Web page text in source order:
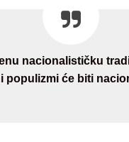
nacionalističku
populizmi će biti